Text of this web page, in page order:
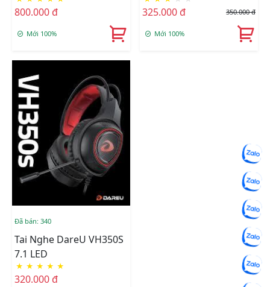
800.000 đ
Mới 100%
325.000 đ 350.000 đ
Mới 100%
Đã bán: 340
Tai Nghe DareU VH350S
7.1 LED
★ ★ ★ ★ ★
320.000 đ